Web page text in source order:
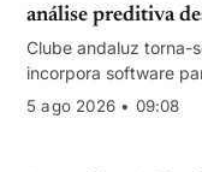
análise preditiva
Clube andaluz torna-
incorpora software
estratégicas. Valores
5 ago 2026 • 09:08